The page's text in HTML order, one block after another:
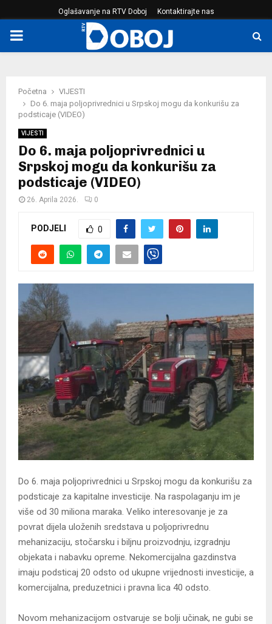
Oglašavanje na RTV Doboj Kontaktirajte nas
PRIMARY
Početna
VIJESTI
Do 6. maja poljoprivrednici u Srpskoj mogu da konkurišu za
podsticaje (VIDEO)
VIJESTI
Do 6. maja poljoprivrednici u
Srpskoj mogu da konkurišu za
podsticaje (VIDEO)
26. Aprila 2026. 0
PODJELI 0
Do 6. maja poljoprivrednici u Srpskoj mogu da konkurišu za
podsticaje za kapitalne investicije. Na raspolaganju im je
više od 30 miliona maraka. Veliko interesovanje je za
povrat dijela uloženih sredstava u poljoprivrednu
mehanizaciju, stočarsku i biljnu proizvodnju, izgradnju
objekata i nabavku opreme. Nekomercijalna gazdinstva
imaju podsticaj 20 odsto od ukupne vrijednosti investicije, a
komercijalna, preduzetnici i pravna lica 40 odsto.
Novom mehanizacijom ostvaruje se bolji učinak, ne gubi se